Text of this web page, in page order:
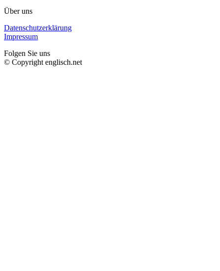
Über uns
Datenschutzerklärung
Impressum
Folgen Sie uns
© Copyright englisch.net